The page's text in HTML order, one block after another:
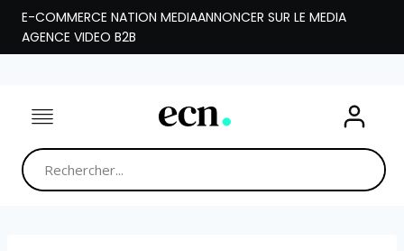
Aller
contenu
E-COMMERCE NATION MEDIAANNONCER SUR LE MEDIA
AGENCE VIDEO B2B